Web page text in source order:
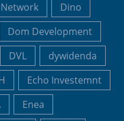
Dino
Dom Development
DVL
dywidenda
Echo Investemnt
Enea